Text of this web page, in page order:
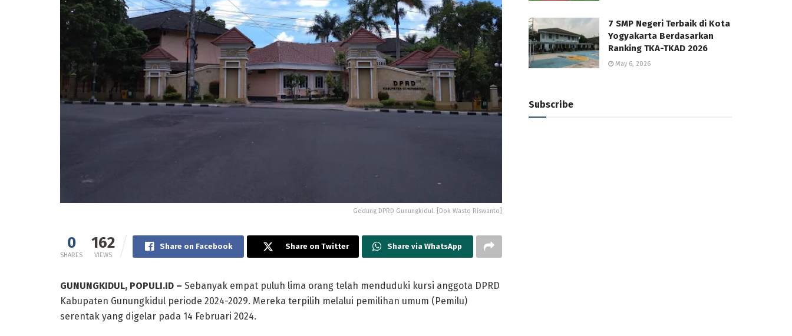
Gedung DPRD Gunungkidul. [Dok Wasto Riswanto]
0
SHARES
162
VIEWS
Share on Facebook Share on Twitter Share via WhatsApp
GUNUNGKIDUL, POPULI.ID – Sebanyak empat puluh lima orang telah menduduki kursi anggota DPRD
Kabupaten Gunungkidul periode 2024-2029. Mereka terpilih melalui pemilihan umum (Pemilu)
serentak yang digelar pada 14 Februari 2024.
7 SMP Negeri Terbaik di Kota
Yogyakarta Berdasarkan
Ranking TKA-TKAD 2026
May 6, 2026
Subscribe